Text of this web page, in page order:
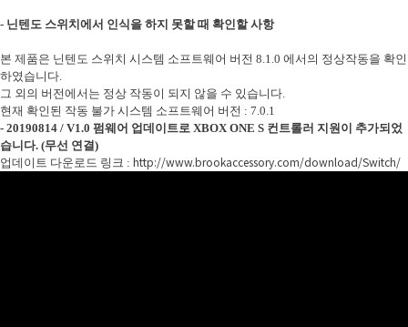
- 닌텐도 스위치에서 인식을 하지 못할 때 확인할 사항
본 제품은 닌텐도 스위치 시스템 소프트웨어 버전 8.1.0 에서의 정상작동을 확인
하였습니다.
그 외의 버전에서는 정상 작동이 되지 않을 수 있습니다.
현재 확인된 작동 불가 시스템 소프트웨어 버전 : 7.0.1
- 20190814 / V1.0 펌웨어 업데이트로 XBOX ONE S 컨트롤러 지원이 추가되었
습니다. (무선 연결)
업데이트 다운로드 링크 : http://www.brookaccessory.com/download/Switch/